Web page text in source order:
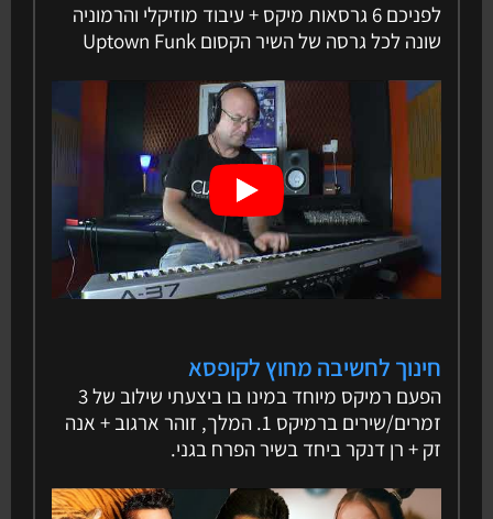
לפניכם 6 גרסאות מיקס + עיבוד מוזיקלי והרמוניה
שונה לכל גרסה של השיר הקסום Uptown Funk
חינוך לחשיבה מחוץ לקופסא
הפעם רמיקס מיוחד במינו בו ביצעתי שילוב של 3
זמרים/שירים ברמיקס 1. המלך, זוהר ארגוב + אנה
זק + רן דנקר ביחד בשיר הפרח בגני.